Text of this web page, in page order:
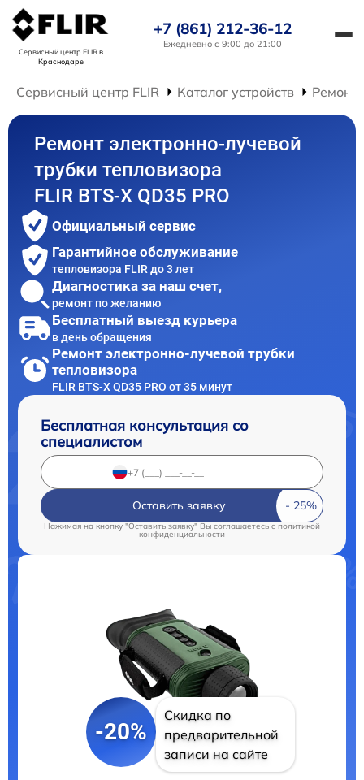
Сервисный центр FLIRв
Краснодаре
+7 (861) 212-36-12
Ежедневно с 9:00 до 21:00
Сервисный центр FLIR Каталог устройств Ремонт
Ремонт электронно-лучевой
трубки тепловизора
FLIR BTS-X QD35 PRO
Официальный сервис
Гарантийное обслуживание
тепловизора FLIR до 3 лет
Диагностика за наш счет,
ремонт по желанию
Бесплатный выезд курьера
в день обращения
Ремонт электронно-лучевой трубки
тепловизора
FLIR BTS-X QD35 PRO от 35 минут
Бесплатная консультация со
специалистом
Оставить заявку
Нажимая на кнопку "Оставить заявку" Вы соглашаетесь c политикой
конфиденциальности
-20%
Скидка по
предварительной
записи на сайте